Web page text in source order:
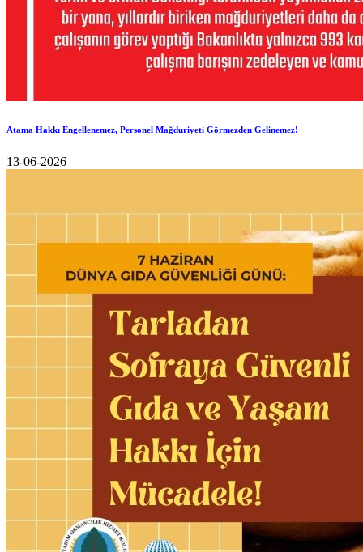
Atama Hakkı Engellenemez, Personel Mağduriyeti Görmezden Gelinemez!
13-06-2026